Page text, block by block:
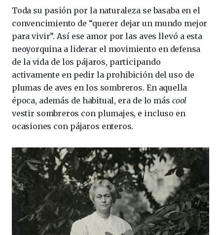
Toda su pasión por la naturaleza se basaba en el
convencimiento de “querer dejar un mundo mejor
para vivir”. Así ese amor por las aves llevó a esta
neoyorquina a liderar el movimiento en defensa
de la vida de los pájaros, participando
activamente en pedir la prohibición del uso de
plumas de aves en los sombreros. En aquella
época, además de habitual, era de lo más cool
vestir sombreros con plumajes, e incluso en
ocasiones con pájaros enteros.